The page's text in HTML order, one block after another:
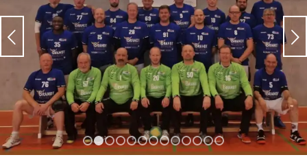
Weiter
1 2 3 4 5 6 7 8 9 10111213